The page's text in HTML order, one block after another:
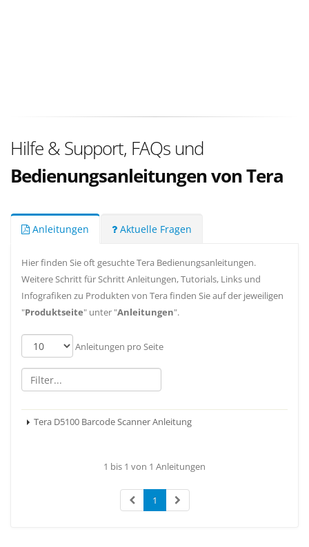
Hilfe & Support, FAQs und
Bedienungsanleitungen von Tera
Anleitungen Aktuelle Fragen
Hier finden Sie oft gesuchte Tera Bedienungsanleitungen.
Weitere Schritt für Schritt Anleitungen, Tutorials, Links und
Infografiken zu Produkten von Tera finden Sie auf der jeweiligen
"Produktseite" unter "Anleitungen".
Anleitungen pro Seite
Tera D5100 Barcode Scanner Anleitung
1 bis 1 von 1 Anleitungen
1